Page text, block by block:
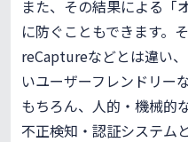
また、その結果による「
に防ぐこともできます。
reCaptureなどとは違い
いユーザーフレンドリー
もちろん、人的・機械的
不正検知・認証システム